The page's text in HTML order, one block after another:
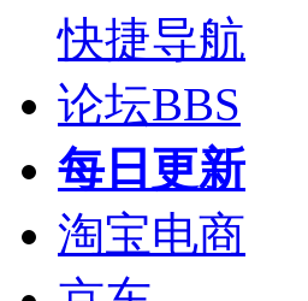
快捷导航
论坛BBS
每日更新
淘宝电商